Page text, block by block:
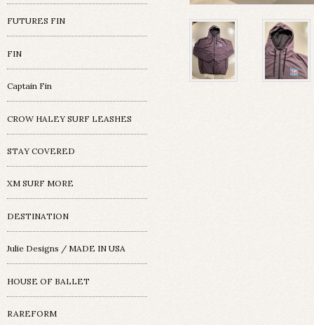
FUTURES FIN
FIN
Captain Fin
CROW HALEY SURF LEASHES
STAY COVERED
XM SURF MORE
DESTINATION
Julie Designs / MADE IN USA
HOUSE OF BALLET
RAREFORM